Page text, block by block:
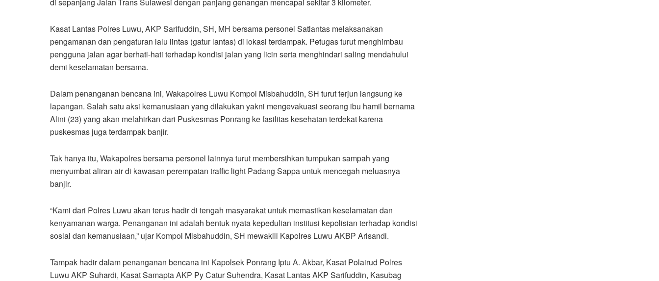
Kasat Lantas Polres Luwu, AKP Sarifuddin, SH, MH bersama personel Satlantas melaksanakan
pengamanan dan pengaturan lalu lintas (gatur lantas) di lokasi terdampak. Petugas turut menghimbau
pengguna jalan agar berhati-hati terhadap kondisi jalan yang licin serta menghindari saling mendahului
demi keselamatan bersama.
Dalam penanganan bencana ini, Wakapolres Luwu Kompol Misbahuddin, SH turut terjun langsung ke
lapangan. Salah satu aksi kemanusiaan yang dilakukan yakni mengevakuasi seorang ibu hamil bernama
Alini (23) yang akan melahirkan dari Puskesmas Ponrang ke fasilitas kesehatan terdekat karena
puskesmas juga terdampak banjir.
Tak hanya itu, Wakapolres bersama personel lainnya turut membersihkan tumpukan sampah yang
menyumbat aliran air di kawasan perempatan traffic light Padang Sappa untuk mencegah meluasnya
banjir.
“Kami dari Polres Luwu akan terus hadir di tengah masyarakat untuk memastikan keselamatan dan
kenyamanan warga. Penanganan ini adalah bentuk nyata kepedulian institusi kepolisian terhadap kondisi
sosial dan kemanusiaan,” ujar Kompol Misbahuddin, SH mewakili Kapolres Luwu AKBP Arisandi.
Tampak hadir dalam penanganan bencana ini Kapolsek Ponrang Iptu A. Akbar, Kasat Polairud Polres
Luwu AKP Suhardi, Kasat Samapta AKP Py Catur Suhendra, Kasat Lantas AKP Sarifuddin, Kasubag